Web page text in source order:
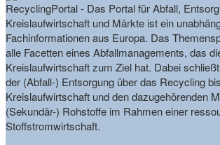
RecyclingPortal - Das Portal für Abfall,
Kreislaufwirtschaft und Märkte ist ein
Fachinformationen aus Europa. Das
alle Facetten eines Abfallmanagements, das
Kreislaufwirtschaft zum Ziel hat. Dabei
der (Abfall-) Entsorgung über das Recycling
Kreislaufwirtschaft und den dazugehörenden
(Sekundär-) Rohstoffe im Rahmen einer
Stoffstromwirtschaft.